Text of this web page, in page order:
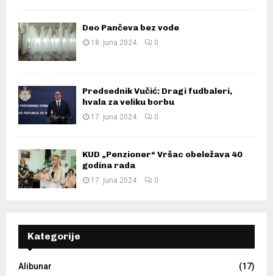
Deo Pančeva bez vode
18. juna 2024. 0
Predsednik Vučić: Dragi fudbaleri,
hvala za veliku borbu
17. juna 2024. 0
KUD „Penzioner“ Vršac obeležava 40
godina rada
17. juna 2024. 0
Kategorije
Alibunar
(17)